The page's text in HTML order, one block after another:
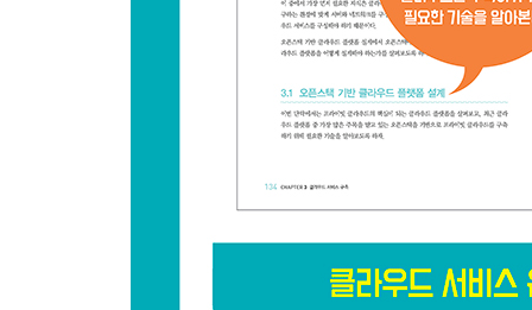
3.1.4.4 Swift ? Object Storage 서비스
3.1.4.5 Cinder ? Block Storage 서비스
3.1.4.7 Glance ? Images 서비스
3.1.4.8 Ceilometer ? Telemetry 서비스
3.1.4.10 오픈스택 서비스 선택
3.1.6 오픈스택 기반 클라우드 플랫폼 설치 전략
3.1.6.1 공식 배포 버전의 설치 과정